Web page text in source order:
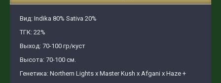
Вид: Indika 80% Sativa 20%
ТГК: 22%
Выход: 70-100 гр/куст
Высота: 70-100 см.
Генетика: Northern Lights x Master Kush x Afgani х Haze +